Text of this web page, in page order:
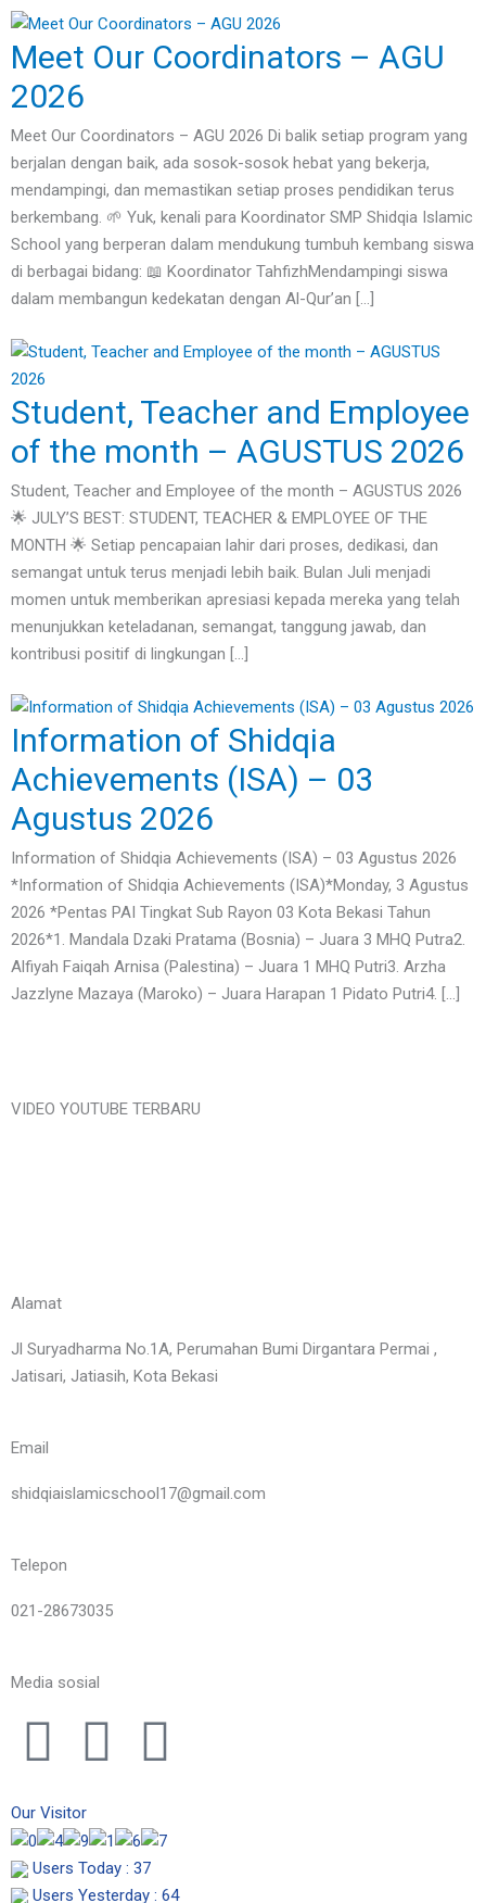
Meet Our Coordinators – AGU
2026
Meet Our Coordinators – AGU 2026 Di balik setiap program yang
berjalan dengan baik, ada sosok-sosok hebat yang bekerja,
mendampingi, dan memastikan setiap proses pendidikan terus
berkembang. 🌱 Yuk, kenali para Koordinator SMP Shidqia Islamic
School yang berperan dalam mendukung tumbuh kembang siswa
di berbagai bidang: 📖 Koordinator TahfizhMendampingi siswa
dalam membangun kedekatan dengan Al-Qur’an […]
Student, Teacher and Employee
of the month – AGUSTUS 2026
Student, Teacher and Employee of the month – AGUSTUS 2026
🌟 JULY’S BEST: STUDENT, TEACHER & EMPLOYEE OF THE
MONTH 🌟 Setiap pencapaian lahir dari proses, dedikasi, dan
semangat untuk terus menjadi lebih baik. Bulan Juli menjadi
momen untuk memberikan apresiasi kepada mereka yang telah
menunjukkan keteladanan, semangat, tanggung jawab, dan
kontribusi positif di lingkungan […]
Information of Shidqia
Achievements (ISA) – 03
Agustus 2026
Information of Shidqia Achievements (ISA) – 03 Agustus 2026
*Information of Shidqia Achievements (ISA)*Monday, 3 Agustus
2026 *Pentas PAI Tingkat Sub Rayon 03 Kota Bekasi Tahun
2026*1. Mandala Dzaki Pratama (Bosnia) – Juara 3 MHQ Putra2.
Alfiyah Faiqah Arnisa (Palestina) – Juara 1 MHQ Putri3. Arzha
Jazzlyne Mazaya (Maroko) – Juara Harapan 1 Pidato Putri4. […]
VIDEO YOUTUBE TERBARU
Alamat
Jl Suryadharma No.1A, Perumahan Bumi Dirgantara Permai ,
Jatisari, Jatiasih, Kota Bekasi
Email
shidqiaislamicschool17@gmail.com
Telepon
021-28673035
Media sosial
I
n
s
F
c
Y
u
Our Visitor
Users Today : 37
Users Yesterday : 64